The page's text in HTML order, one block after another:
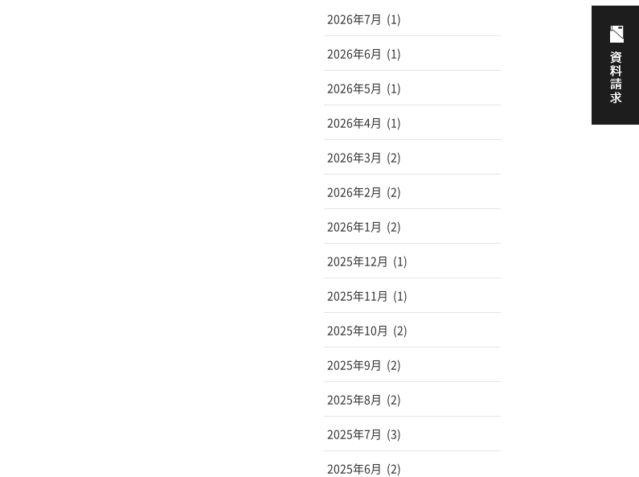
2026年7月 (1)
2026年6月 (1)
2026年5月 (1)
2026年4月 (1)
2026年3月 (2)
2026年2月 (2)
2026年1月 (2)
2025年12月 (1)
2025年11月 (1)
2025年10月 (2)
2025年9月 (2)
2025年8月 (2)
2025年7月 (3)
2025年6月 (2)